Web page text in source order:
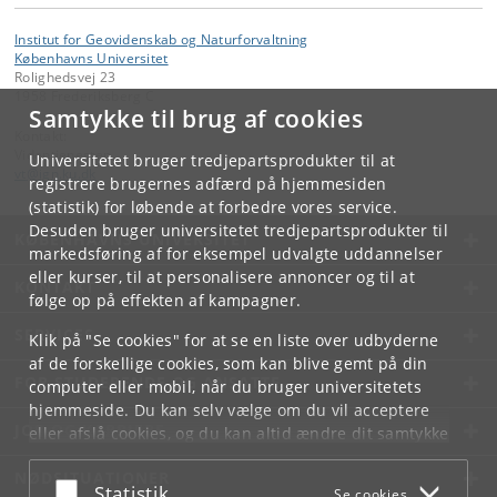
Samtykke til brug af cookies
Universitetet bruger tredjepartsprodukter til at
registrere brugernes adfærd på hjemmesiden
(statistik) for løbende at forbedre vores service.
Desuden bruger universitetet tredjepartsprodukter til
markedsføring af for eksempel udvalgte uddannelser
eller kurser, til at personalisere annoncer og til at
følge op på effekten af kampagner.
Klik på "Se cookies" for at se en liste over udbyderne
af de forskellige cookies, som kan blive gemt på din
computer eller mobil, når du bruger universitetets
hjemmeside. Du kan selv vælge om du vil acceptere
eller afslå cookies, og du kan altid ændre dit samtykke
underCookie- og privatlivspolitiksom du finder i
bunden af hver side.
Acceptér eller afslå
Institut for Geovidenskab og Naturforvaltning
Københavns Universitet
Rolighedsvej 23
Videntjenesten
KØBENHAVNS UNIVERSITET
KONTAKT
SERVICES
FOR STUDERENDE OG ANSATTE
JOB OG KARRIERE
NØDSITUATIONER